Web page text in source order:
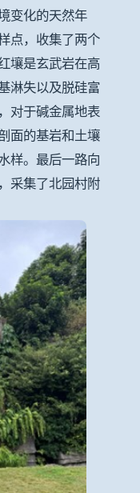
变化的天然年
点，收集了两个
壤是玄武岩在高
淋失以及脱硅富
对于碱金属地表
面的基岩和土壤
样。最后一路向
采集了北园村附